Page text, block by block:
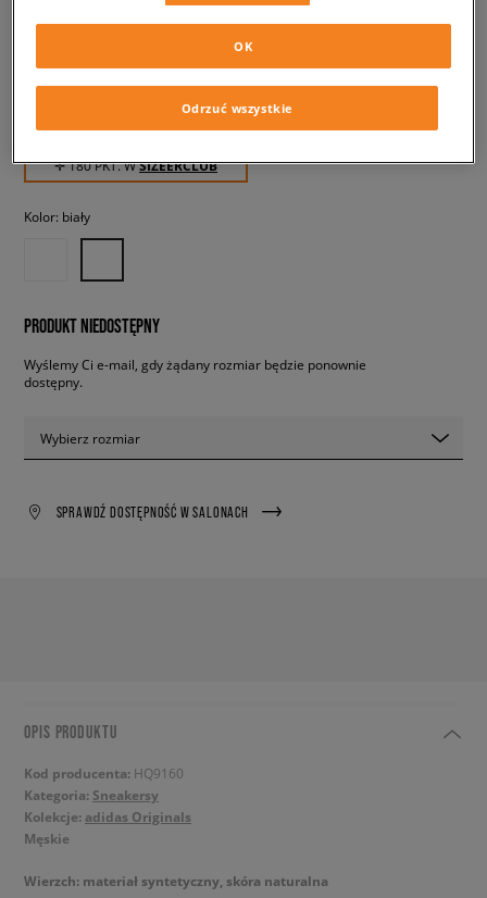
ADIDAS ADIPISTA
✛ 180 PKT. WSIZEERCLUB
Kolor: biały
PRODUKT NIEDOSTĘPNY
Wyślemy Ci e-mail, gdy żądany rozmiar będzie ponownie
dostępny.
Wybierz rozmiar
SPRAWDŹ DOSTĘPNOŚĆ W SALONACH
OPIS PRODUKTU
Kod producenta: HQ9160
Kategoria: Sneakersy
Kolekcje: adidas Originals
Męskie
Wierzch: materiał syntetyczny, skóra naturalna
Odrzuć wszystkie
OK